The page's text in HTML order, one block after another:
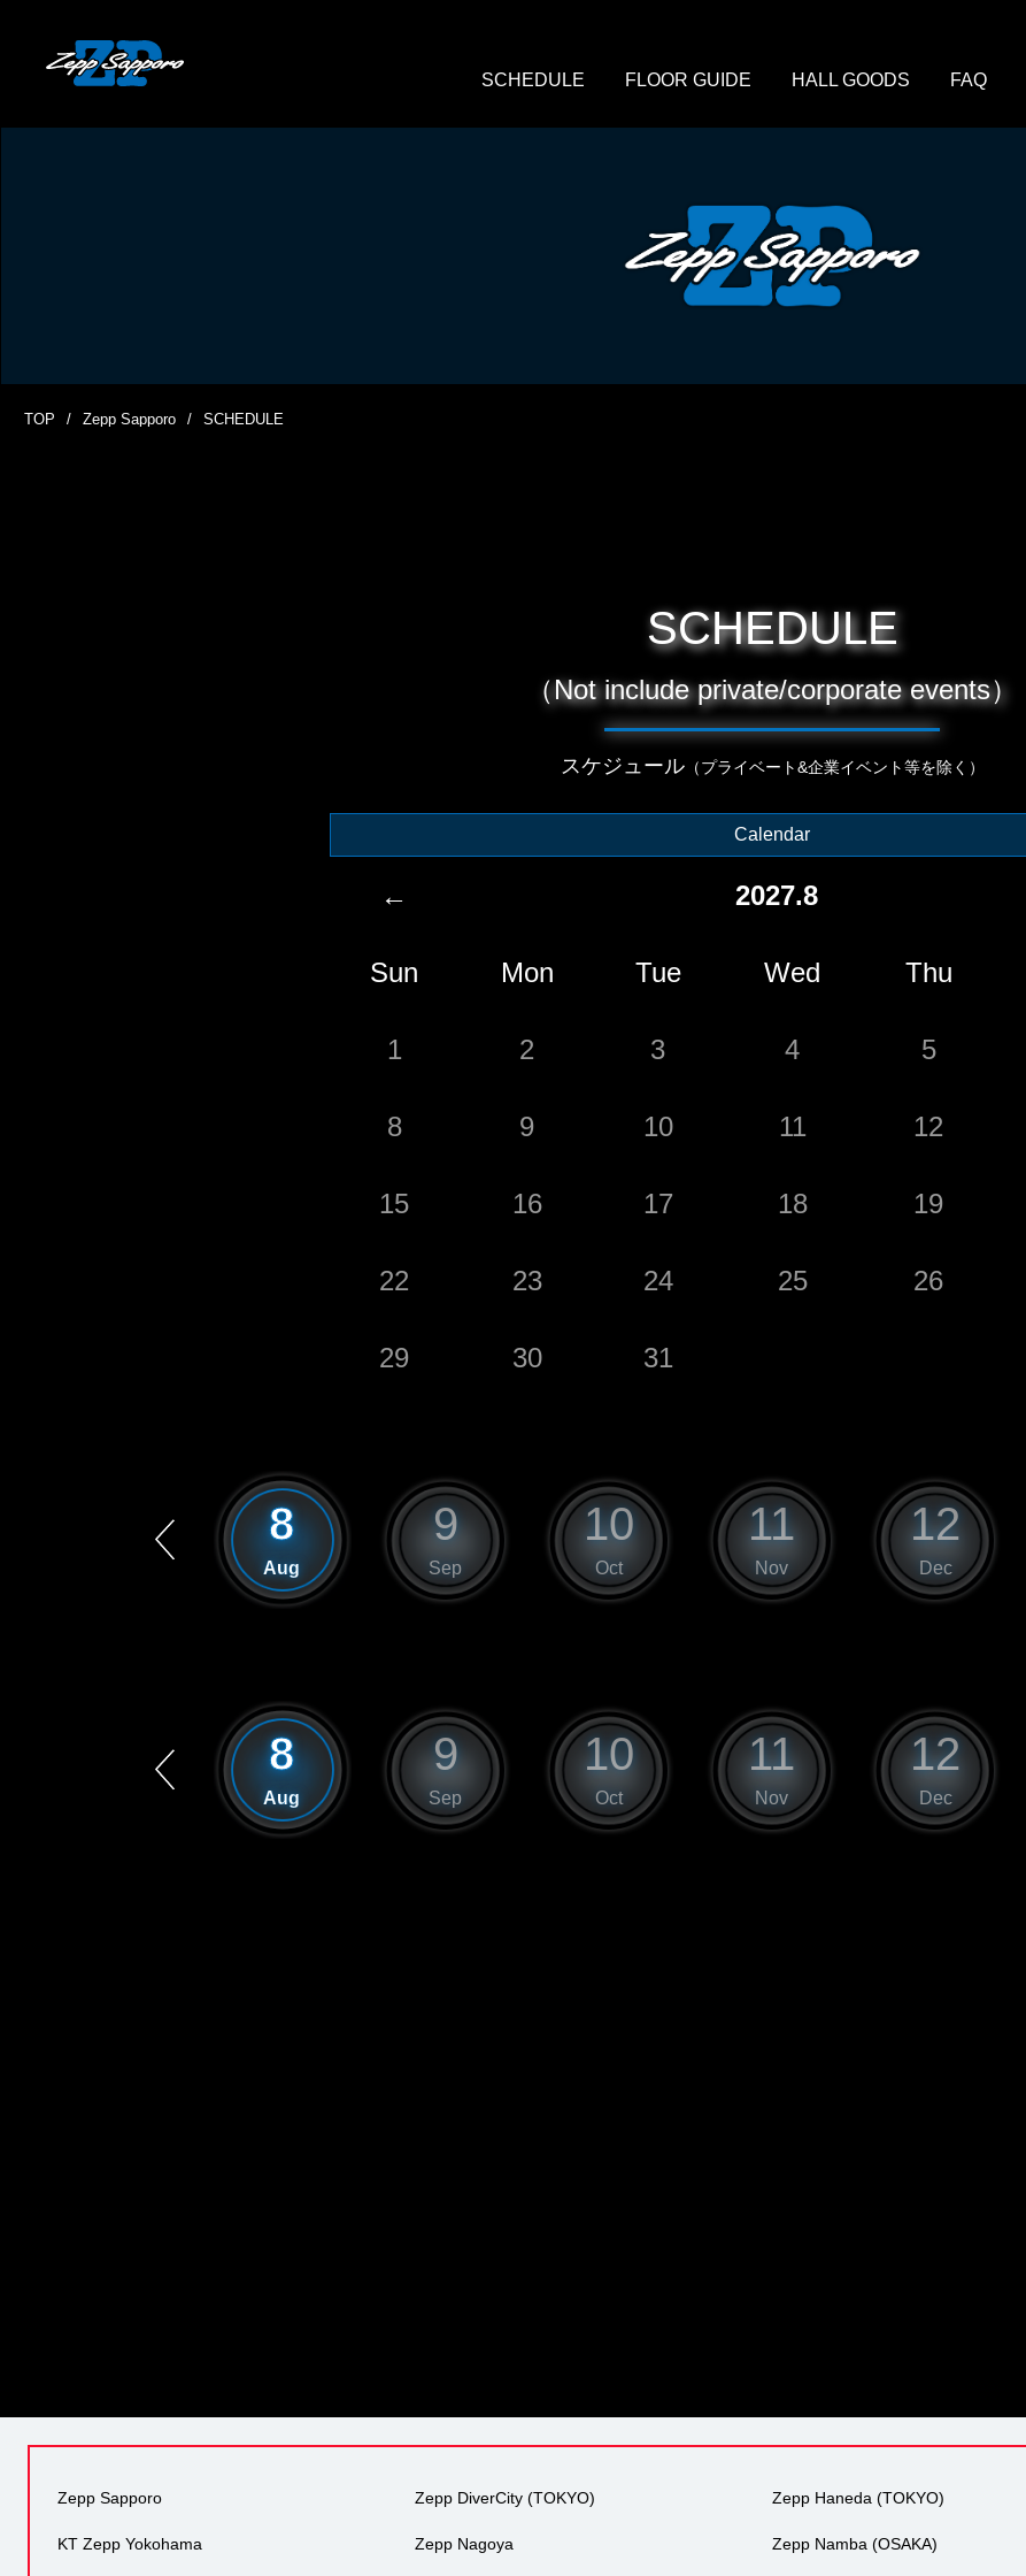
SCHEDULE FLOOR GUIDE HALL GOODS FAQ
TOP Zepp Sapporo SCHEDULE
SCHEDULE
（Not include private/corporate events）
スケジュール（プライベート&企業イベント等を除く）
Calendar
← 2027.8
Sun Mon Tue Wed Thu
1 2 3 4 5
8 9 10 11 12
15 16 17 18 19
22 23 24 25 26
29 30 31
8
Aug
9
Sep
10
Oct
11
Nov
12
Dec
8
Aug
9
Sep
10
Oct
11
Nov
12
Dec
Zepp Sapporo Zepp DiverCity (TOKYO) Zepp Haneda (TOKYO)
KT Zepp Yokohama Zepp Nagoya Zepp Namba (OSAKA)